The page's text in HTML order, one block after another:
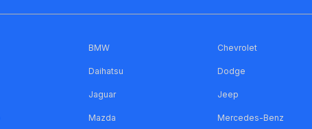
BMW Chevrolet
Daihatsu Dodge
Jaguar Jeep
Mazda Mercedes-Benz